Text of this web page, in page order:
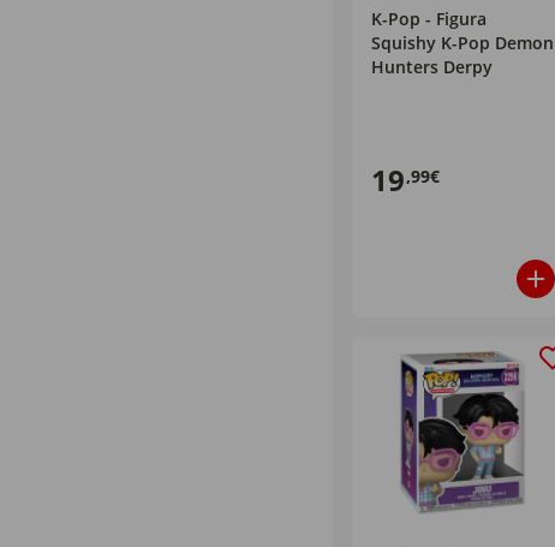
K-Pop - Figura
Squishy K-Pop Demon
Hunters Derpy
19,99€